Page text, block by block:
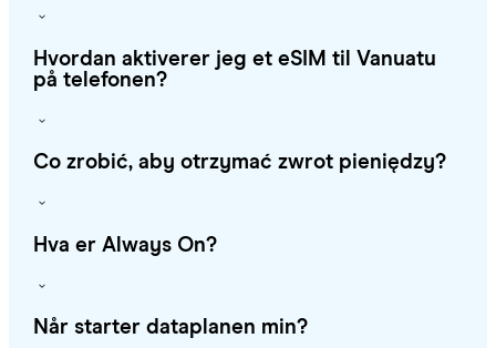
Hvordan aktiverer jeg et eSIM til Vanuatu
på telefonen?
Co zrobić, aby otrzymać zwrot pieniędzy?
Hva er Always On?
Når starter dataplanen min?